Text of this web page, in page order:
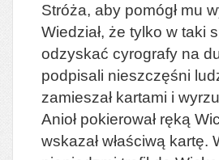
Stróża, aby pomógł mu
Wiedział, że tylko w taki
odzyskać cyrografy na
podpisali nieszczęśni
zamieszał kartami i
Anioł pokierował ręką
wskazał właściwą kartę.